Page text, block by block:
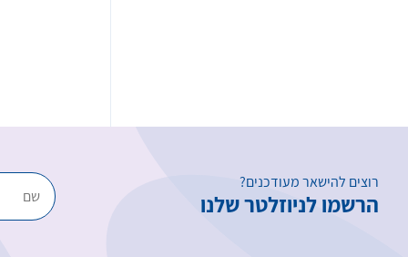
רוצים להישאר מעודכנים?
הרשמו לניוזלטר שלנו